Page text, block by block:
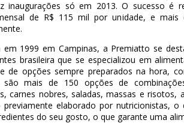
inaugurações só em 2013. O sucesso é
de R$ 115 mil por unidade, e mais
em 1999 em Campinas, a Premiatto se
brasileira que se especializou em
de opções sempre preparados na hora,
são mais de 150 opções de
carnes nobres, saladas, massas e risotos,
previamente elaborado por nutricionistas,
do seu gosto, o que garante uma